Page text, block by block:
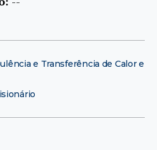
e Transferência de Calor e